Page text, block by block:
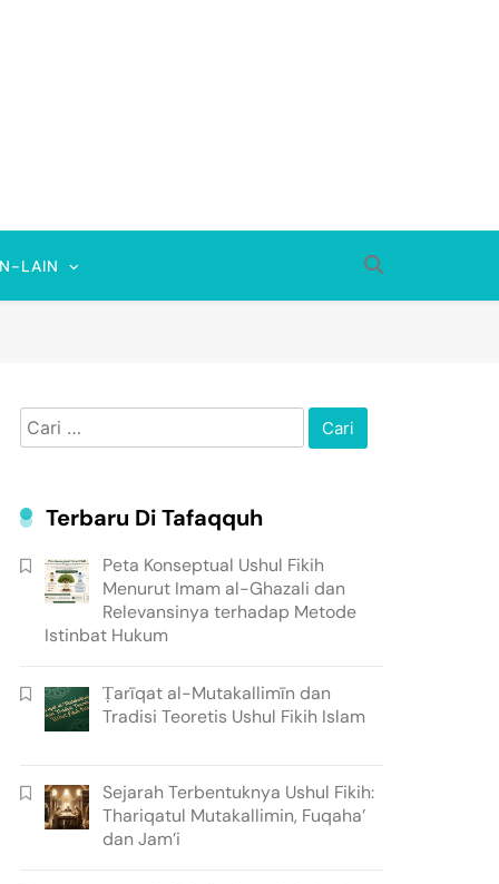
LAIN
Cari
untuk:
Terbaru Di Tafaqquh
Peta Konseptual Ushul Fikih
Menurut Imam al-Ghazali dan
Relevansinya terhadap Metode
Istinbat Hukum
Ṭarīqat al-Mutakallimīn dan
Tradisi Teoretis Ushul Fikih Islam
Sejarah Terbentuknya Ushul Fikih:
Thariqatul Mutakallimin, Fuqaha’
dan Jam’i